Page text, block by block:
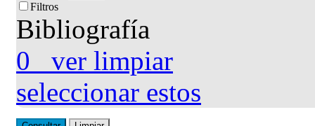
Filtros
Bibliografía
0
ver limpiar
seleccionar estos